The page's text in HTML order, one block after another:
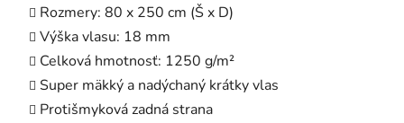
Rozmery: 80 x 250 cm (Š x D)
Výška vlasu: 18 mm
Celková hmotnosť: 1250 g/m²
Super mäkký a nadýchaný krátky vlas
Protišmyková zadná strana